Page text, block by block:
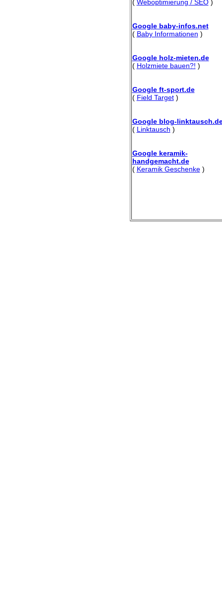
( Weboptimierung / SEO)
Google baby-infos.net
( Baby Informationen )
Google holz-mieten.de
( Holzmiete bauen?! )
Google ft-sport.de
( Field Target)
Google blog-
( Linktausch )
Google keramik-
handgemacht.de
( Keramik Geschenke)